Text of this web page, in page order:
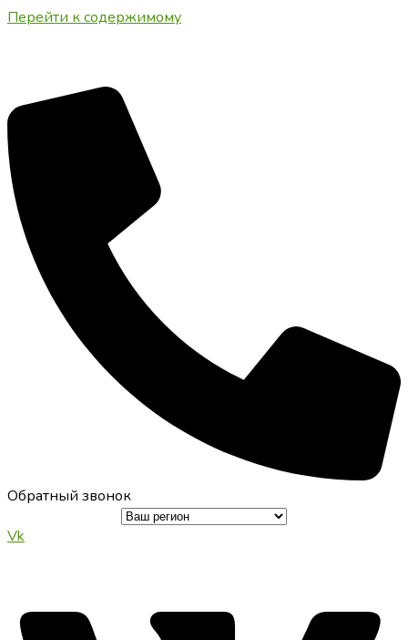
Перейти к содержимому
Обратный звонок
Vk